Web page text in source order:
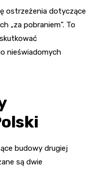
ostrzeżenia dotyczące
„za pobraniem”. To
nieświadomych
budowy drugiej
są dwie